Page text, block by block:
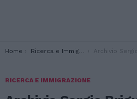
You are here:
Home Ricerca e Immigrazione Archivio Sergio
RICERCA E IMMIGRAZIONE